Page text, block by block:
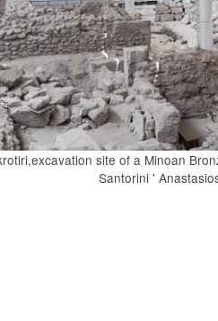
site of a Minoan
Santorini '